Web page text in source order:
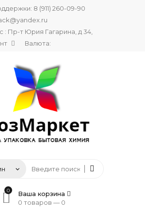
8 (911) 260-09-90
: Пр-т Юрия Гагарина, д 34,
Валюта:
0
Ваша корзина
0 товаров — 0